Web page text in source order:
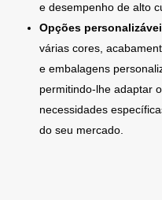
e desempenho de alto
Opções
várias cores,
e embalagens
permitindo-lhe adaptar
necessidades
do seu mercado.